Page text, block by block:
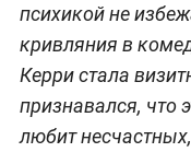
психикой не
кривляния в
Керри стала
признавался, что
любит